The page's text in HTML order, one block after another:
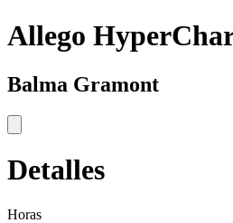
Allego
Balma Gramont
Detalles
Horas